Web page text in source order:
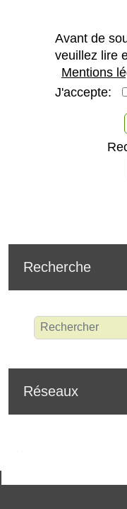
Avant de
veuillez lire
Mentions
J'accepte:
Recherche
Réseaux